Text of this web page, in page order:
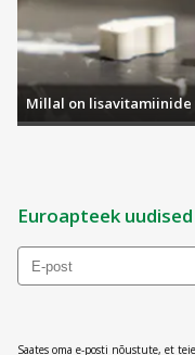
Millal on
Euroapteek uudised
Saates oma e-posti nõustute, et